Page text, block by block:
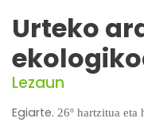
Urteko
Lezaun
Egiarte. 26º hartzitua eta